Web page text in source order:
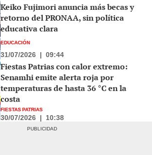
Keiko Fujimori anuncia más becas y
retorno del PRONAA, sin política
educativa clara
EDUCACIÓN
31/07/2026 | 09:44
Fiestas Patrias con calor extremo:
Senamhi emite alerta roja por
temperaturas de hasta 36 °C en la
costa
FIESTAS PATRIAS
30/07/2026 | 10:38